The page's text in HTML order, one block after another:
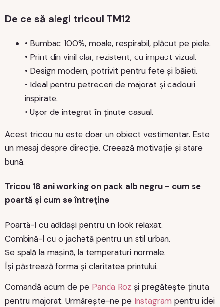
De ce să alegi tricoul TM12
• Bumbac 100%, moale, respirabil, plăcut pe piele.
• Print din vinil clar, rezistent, cu impact vizual.
• Design modern, potrivit pentru fete și băieți.
• Ideal pentru petreceri de majorat și cadouri
inspirate.
• Ușor de integrat în ținute casual.
Acest tricou nu este doar un obiect vestimentar. Este
un mesaj despre direcție. Creează motivație și stare
bună.
Tricou 18 ani working on pack alb negru – cum se
poartă și cum se întreține
Poartă-l cu adidași pentru un look relaxat.
Combină-l cu o jachetă pentru un stil urban.
Se spală la mașină, la temperaturi normale.
Își păstrează forma și claritatea printului.
Comandă acum de pe Panda Roz și pregătește ținuta
pentru majorat. Urmărește-ne pe Instagram pentru idei